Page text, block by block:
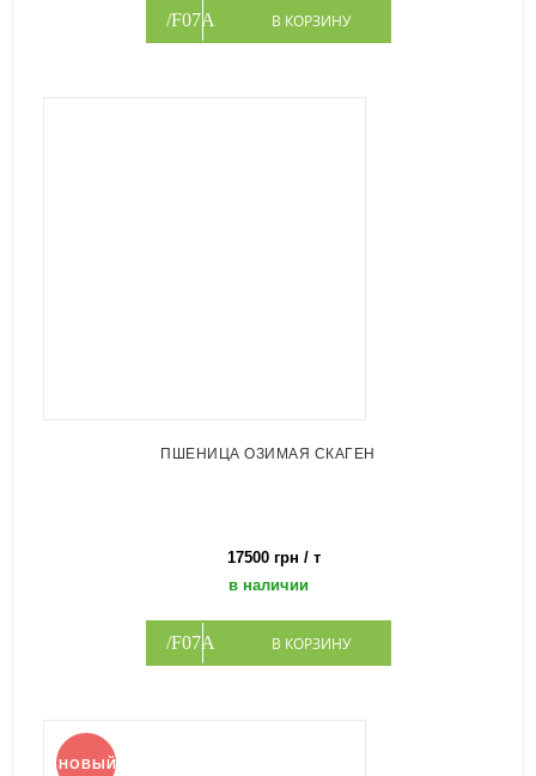
В КОРЗИНУ
ПШЕНИЦА ОЗИМАЯ СКАГЕН
17500 грн / т
в наличии
В КОРЗИНУ
НОВЫЙ